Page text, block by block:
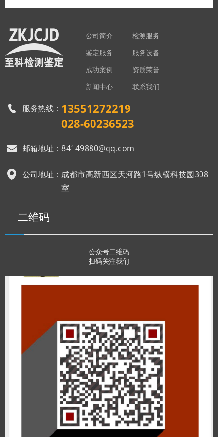
公司简介
检测服务
鉴定服务
服务设备
成功案例
资质荣誉
新闻中心
联系我们
服务热线： 13551272219
028-60236523
邮箱地址： 84149880@qq.com
公司地址： 成都市高新西区天河路1号纵横科技园308
室
二维码
公众号二维码
扫码关注我们